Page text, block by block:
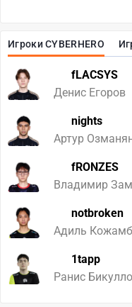
Игроки CYBERHERO
fLACSYS
Денис Егоров
nights
Артур
fRONZES
Владимир
notbroken
Адиль
1tapp
Ранис